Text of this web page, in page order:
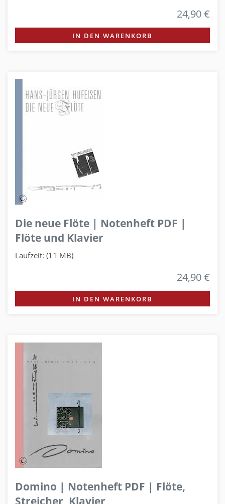
24,90 €
IN DEN WARENKORB
Die neue Flöte | Notenheft PDF |
Flöte und Klavier
Laufzeit: (11 MB)
24,90 €
IN DEN WARENKORB
Domino | Notenheft PDF | Flöte,
Streicher, Klavier